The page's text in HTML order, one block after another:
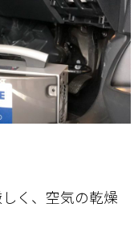
く、空気の乾燥